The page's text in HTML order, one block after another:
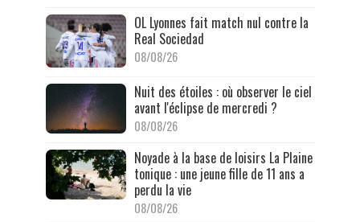
OL Lyonnes fait match nul contre la
Real Sociedad
08/08/26
Nuit des étoiles : où observer le ciel
avant l'éclipse de mercredi ?
08/08/26
Noyade à la base de loisirs La Plaine
tonique : une jeune fille de 11 ans a
perdu la vie
08/08/26